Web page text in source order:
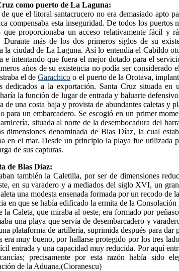
como puerto de La Laguna:
que el litoral santacrucero no era demasiado apto
compensaba esta inseguridad. De todos los puertos
que proporcionaba un acceso relativamente fácil y
Durante más de los dos primeros siglos de su
la ciudad de La Laguna. Así lo entendía el Cabildo
e intentando que fuera el mejor dotado para el
años de su existencia no podía ser considerado
el deGarachico o el puerto de la Orotava,
dedicados a la exportación. Santa Cruz situada en
haría la función de lugar de entrada y baluarte
de una costa baja y provista de abundantes caletas y
para un embarcadero. Se escogió en un primer
situada al norte de la desembocadura del
dimensiones denominada de Blas Díaz, la cual
en el mar. Desde un principio la playa fue utilizada
de sus capturas.
de Blas Díaz:
también la Caletilla, por ser de dimensiones
en su varadero y a mediados del siglo XVI, un
una modesta ensenada formada por un recodo de
en que se había edificado la ermita de la
la Caleta, que miraba al oeste, era formado por
una playa que servía de desembarcadero y
plataforma de artillería, suprimida después para
era muy bueno, por hallarse protegido por los tres
entrada y una capacidad muy reducida. Por aquí
precisamente por esta razón había sido
de la Aduana.(Cioranescu)